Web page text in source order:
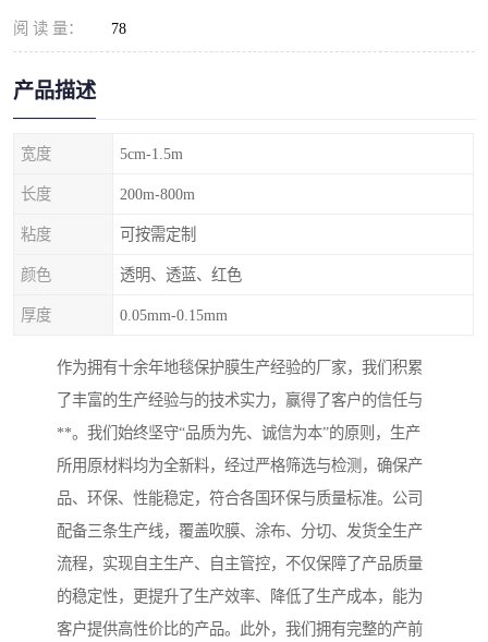
阅 读 量： 78
产品描述
宽度 5cm-1.5m
长度 200m-800m
粘度 可按需定制
颜色 透明、透蓝、红色
厚度 0.05mm-0.15mm
作为拥有十余年地毯保护膜生产经验的厂家，我们积累
了丰富的生产经验与的技术实力，赢得了客户的信任与
**。我们始终坚守“品质为先、诚信为本”的原则，生产
所用原材料均为全新料，经过严格筛选与检测，确保产
品、环保、性能稳定，符合各国环保与质量标准。公司
配备三条生产线，覆盖吹膜、涂布、分切、发货全生产
流程，实现自主生产、自主管控，不仅保障了产品质量
的稳定性，更提升了生产效率、降低了生产成本，能为
客户提供高性价比的产品。此外，我们拥有完整的产前